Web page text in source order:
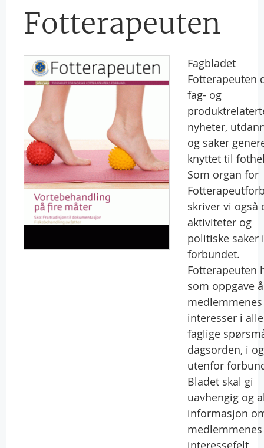
Fotterapeuten
Fagbladet
Fotterapeuten
fag- og
nyheter,
og saker
knyttet til
Som organ for
skriver vi også
aktiviteter og
politiske saker i
forbundet.
Fotterapeuten
som oppgave
medlemmenes
interesser i alle
faglige
dagsorden, i og
utenfor
Bladet skal gi
uavhengig og
informasjon
medlemmenes
interessefelt,